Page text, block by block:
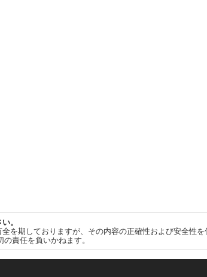
。
を期しておりますが、その内容の正確性および安全性
責任を負いかねます。